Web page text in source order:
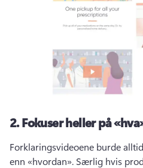
2.Fokuser heller på
Forklaringsvideoene burde
enn «hvordan». Særlig hvis